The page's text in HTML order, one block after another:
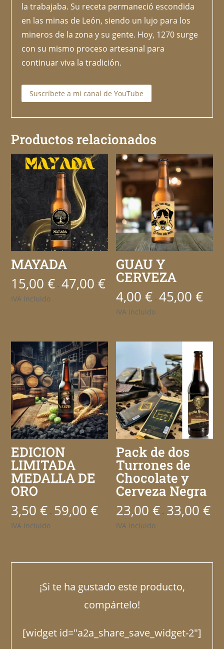
la trabajaba. Su receta permaneció escondida
en las minas de León, siendo un lujo para los
mineros de la zona y su gente. Hoy, 1270 surge
con su mismo proceso artesanal para
continuar viva la tradición.
Suscríbete a mi canal de YouTube
Productos relacionados
MAYADA
15,00€ - 47,00€Rango
precios:
hasta
47,00 €
IVA incluido
GUAU Y
CERVEZA
4,00€ - 45,00€Rango
hasta
45,00
IVA incluido
EDICION
LIMITADA
MEDALLA DE
ORO
3,50€ - 59,00€Rango
3,50 €
59,00 €
IVA incluido
Pack de dos
Turrones de
Chocolate y
Cerveza Negra
23,00€ - 33,00€
IVA incluido
¡Si te ha gustado este producto,
compártelo!
[widget id="a2a_share_save_widget-2"]